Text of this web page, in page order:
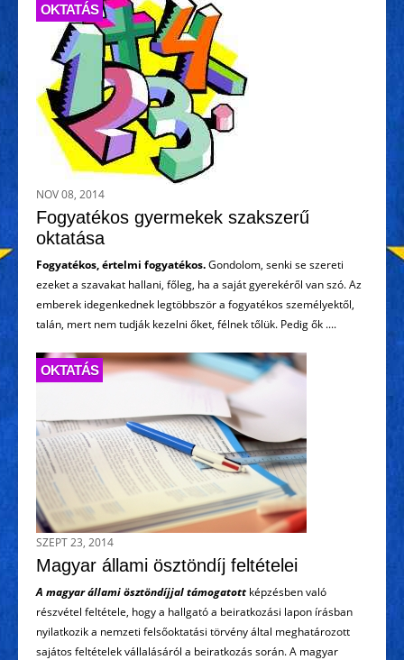
OKTATÁS
NOV 08, 2014
Fogyatékos gyermekek szakszerű
oktatása
Fogyatékos, értelmi fogyatékos.Gondolom, senki se szereti
ezeket a szavakat hallani, főleg, ha a saját gyerekéről van szó. Az
emberek idegenkednek legtöbbször a fogyatékos személyektől,
talán, mert nem tudják kezelni őket, félnek tőlük. Pedig ők ....
OKTATÁS
SZEPT 23, 2014
Magyar állami ösztöndíj feltételei
A magyar állami ösztöndíjjal támogatott képzésben való
részvétel feltétele, hogy a hallgató a beiratkozási lapon írásban
nyilatkozik a nemzeti felsőoktatási törvény által meghatározott
sajátos feltételek vállalásáról a beiratkozás során. A magyar